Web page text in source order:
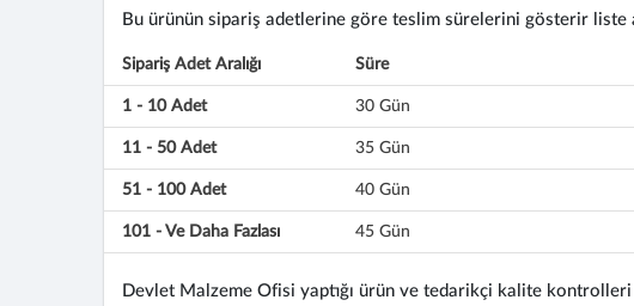
Bu ürünün sipariş adetlerine göre teslim sürelerini gösterir liste
Sipariş Adet Aralığı Süre
1 - 10 Adet 30 Gün
11 - 50 Adet 35 Gün
51 - 100 Adet 40 Gün
101 - Ve Daha Fazlası 45 Gün
Devlet Malzeme Ofisi yaptığı ürün ve tedarikçi kalite kontrolleri